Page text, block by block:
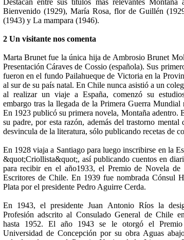
Destacan entre sus títulos más relevantes Montaña
Bienvenido (1929), María Rosa, flor de Guillén
(1943) y La mampara (1946).
2 Un visitante nos comenta
Marta Brunet fue la única hija de Ambrosio Brunet
Presentación Cáraves de Cossio (española). Sus
fueron en el fundo Pailahueque de Victoria en la
al sur de su país natal. En Chile nunca asistió a un
al realizar un viaje a España, comenzó su
embargo tras la llegada de la Primera Guerra Mundial
En 1923 publicó su primera novela, Montaña adentro.
su padre, por esta razón, además del trastorno mental
desvincula de la literatura, sólo publicando recetas de
En 1928 viaja a Santiago para luego inscribirse en la
&quot;Criollista&quot;, así publicando cuentos en
para recibir en el año1933, el Premio de Novela de
Escritores de Chile. En 1939 fue nombrada Cónsul
Plata por el presidente Pedro Aguirre Cerda.
En 1943, el presidente Juan Antonio Ríos la
Profesión adscrito al Consulado General de Chile
hasta 1952. El año 1943 se le otorgó el
Universidad de Concepción por su obra Aguas